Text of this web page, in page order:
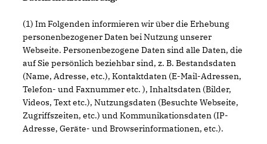
(1) Im Folgenden informieren wir über die Erhebung
personenbezogener Daten bei Nutzung unserer
Webseite. Personenbezogene Daten sind alle Daten, die
auf Sie persönlich beziehbar sind, z. B. Bestandsdaten
(Name, Adresse, etc.), Kontaktdaten (E-Mail-Adressen,
Telefon- und Faxnummer etc. ), Inhaltsdaten (Bilder,
Videos, Text etc.), Nutzungsdaten (Besuchte Webseite,
Zugriffszeiten, etc.) und Kommunikationsdaten (IP-
Adresse, Geräte- und Browserinformationen, etc.).